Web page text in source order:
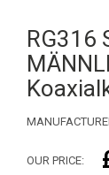
RG316
OUR PRICE: